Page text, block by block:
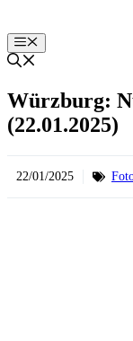
Menü
Würzburg:
(22.01.2025)
22/01/2025